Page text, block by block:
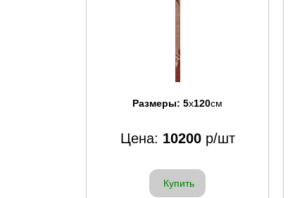
Размеры: 5x120см
Цена: 10200р/шт
Купить